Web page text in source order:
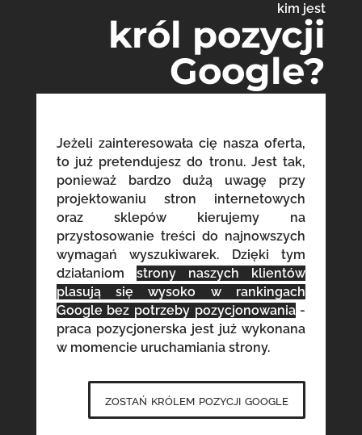
kim jest
król pozycji
Google?
Jeżeli zainteresowała cię nasza oferta,
to już pretendujesz do tronu. Jest tak,
ponieważ bardzo dużą uwagę przy
projektowaniu stron internetowych
oraz sklepów kierujemy na
przystosowanie treści do najnowszych
wymagań wyszukiwarek. Dzięki tym
działaniom strony naszych klientów
plasują się wysoko w rankingach
Google bez potrzeby pozycjonowania-
praca pozycjonerska jest już wykonana
w momencie uruchamiania strony.
zostań królem pozycji google